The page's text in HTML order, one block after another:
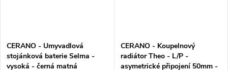
CERANO - Umyvadlová
stojánková baterie Selma -
vysoká - černá matná
CERANO - Koupelnový
radiátor Theo - L/P -
asymetrické připojení 50mm -